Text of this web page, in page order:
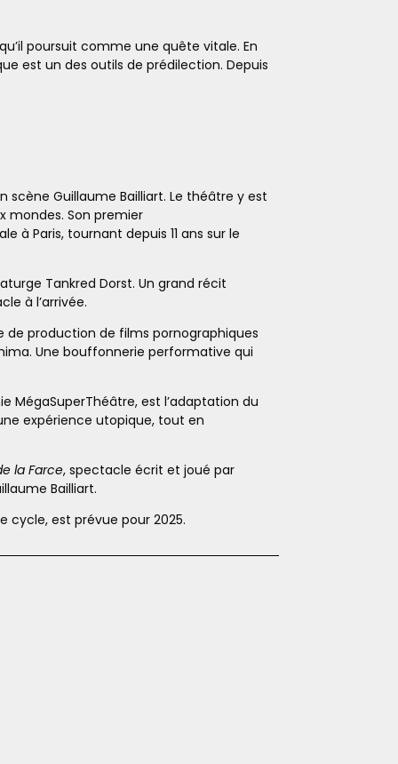
poursuit comme une quête vitale. En
est un des outils de prédilection. Depuis
scène Guillaume Bailliart. Le théâtre y est
mondes. Son premier
à Paris, tournant depuis 11 ans sur le
Tankred Dorst. Un grand récit
à l’arrivée.
de production de films pornographiques
Une bouffonnerie performative qui
est l’adaptation du
expérience utopique, tout en
la Farce, spectacle écrit et joué par
Bailliart.
cycle, est prévue pour 2025.